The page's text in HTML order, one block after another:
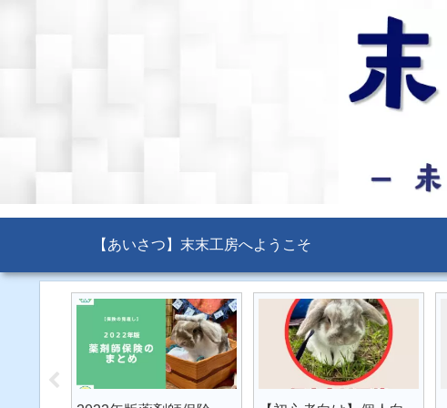
【あいさつ】末末工房へようこそ